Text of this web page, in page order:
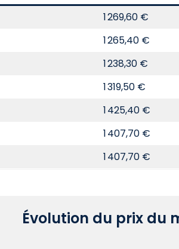
1 269,60 €
1 265,40 €
1 238,30 €
1 319,50 €
1 425,40 €
1 407,70 €
1 407,70 €
Évolution du prix du